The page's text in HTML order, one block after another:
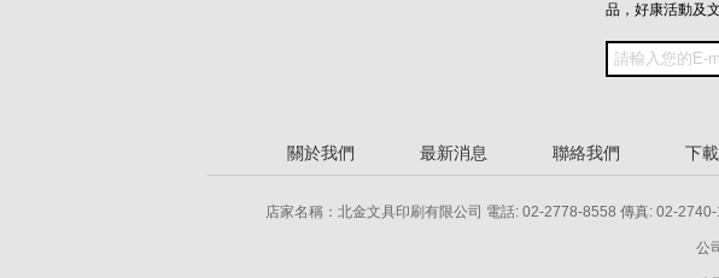
品，好康活動及
關於我們 最新消息 聯絡我們 下
店家名稱：北金文具印刷有限公司 電話: 02-2778-8558 傳真: 02-
公